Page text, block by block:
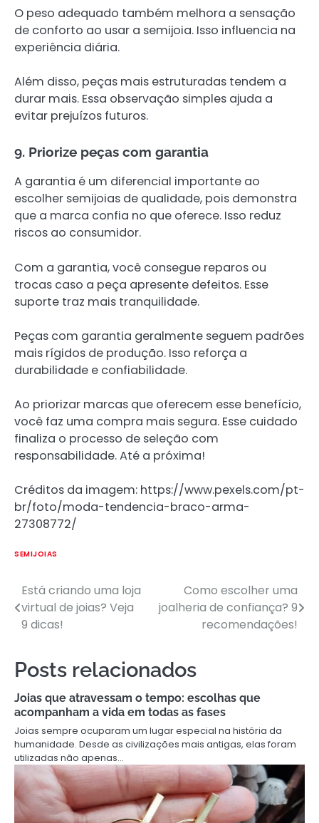
O peso adequado também melhora a sensação
de conforto ao usar a semijoia. Isso influencia na
experiência diária.
Além disso, peças mais estruturadas tendem a
durar mais. Essa observação simples ajuda a
evitar prejuízos futuros.
9. Priorize peças com garantia
A garantia é um diferencial importante ao
escolher semijoias de qualidade, pois demonstra
que a marca confia no que oferece. Isso reduz
riscos ao consumidor.
Com a garantia, você consegue reparos ou
trocas caso a peça apresente defeitos. Esse
suporte traz mais tranquilidade.
Peças com garantia geralmente seguem padrões
mais rígidos de produção. Isso reforça a
durabilidade e confiabilidade.
Ao priorizar marcas que oferecem esse benefício,
você faz uma compra mais segura. Esse cuidado
finaliza o processo de seleção com
responsabilidade. Até a próxima!
Créditos da imagem: https://www.pexels.com/pt-
br/foto/moda-tendencia-braco-arma-
27308772/
SEMIJOIAS
Navegação
de
Está criando uma loja
virtual de joias? Veja
9 dicas!
Como escolher uma
joalheria de confiança? 9
recomendações!
Posts relacionados
Joias que atravessam o tempo: escolhas que
acompanham a vida em todas as fases
Joias sempre ocuparam um lugar especial na história da
humanidade. Desde as civilizações mais antigas, elas foram
utilizadas não apenas…